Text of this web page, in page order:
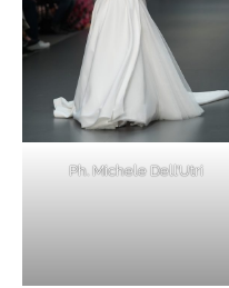
Ph. Michele Dell’Utri